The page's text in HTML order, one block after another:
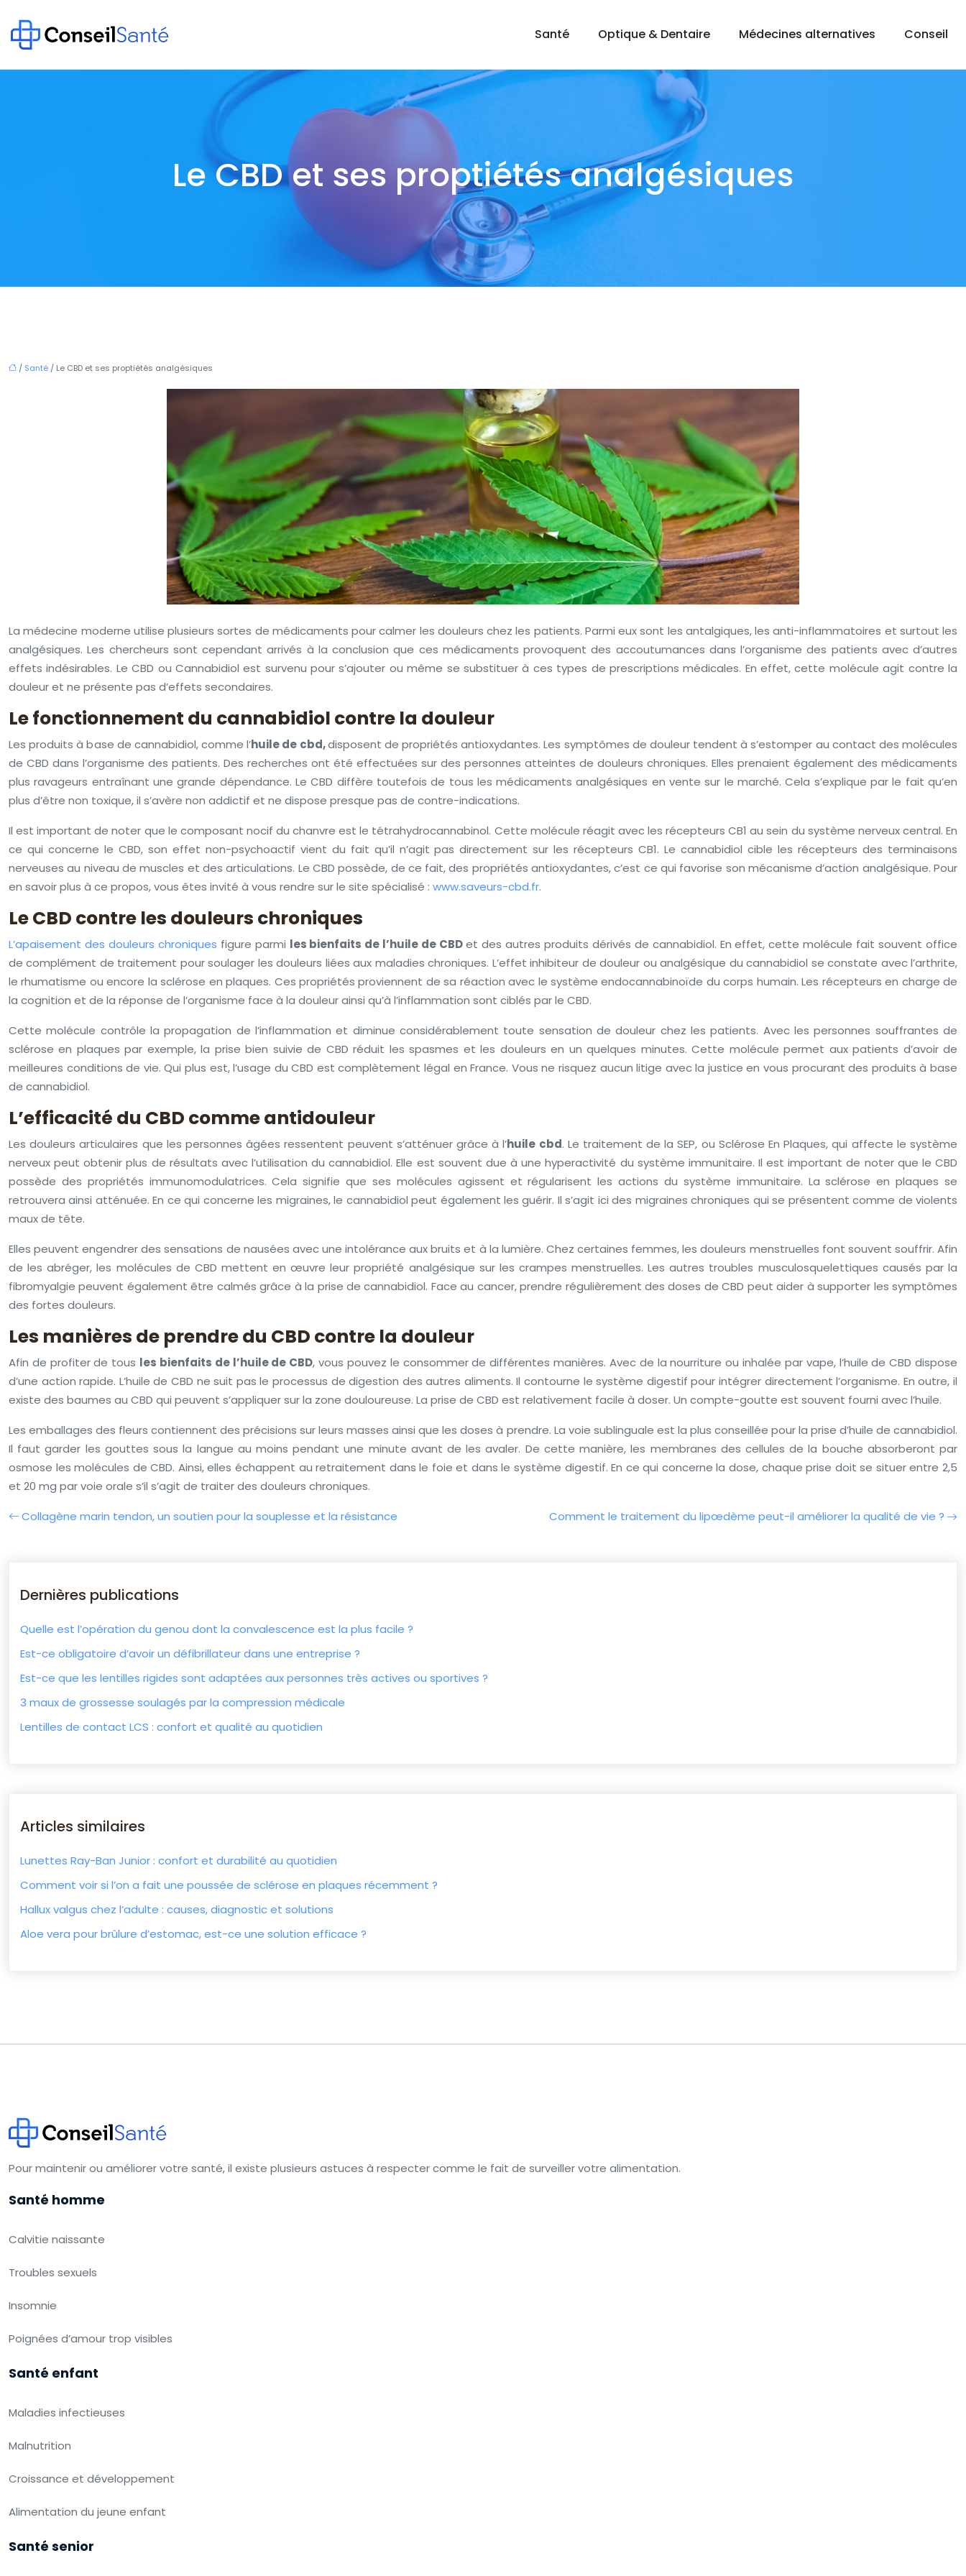
Santé Optique & Dentaire Médecines alternatives Conseil
Le CBD et ses proptiétés analgésiques
/ Santé / Le CBD et ses proptiétés analgésiques
La médecine moderne utilise plusieurs sortes de médicaments pour calmer les douleurs chez les patients. Parmi eux sont les antalgiques, les anti-inflammatoires et surtout les
analgésiques. Les chercheurs sont cependant arrivés à la conclusion que ces médicaments provoquent des accoutumances dans l’organisme des patients avec d’autres
effets indésirables. Le CBD ou Cannabidiol est survenu pour s’ajouter ou même se substituer à ces types de prescriptions médicales. En effet, cette molécule agit contre la
douleur et ne présente pas d’effets secondaires.
Le fonctionnement du cannabidiol contre la douleur
Les produits à base de cannabidiol, comme l’huile de cbd,disposent de propriétés antioxydantes. Les symptômes de douleur tendent à s’estomper au contact des molécules
de CBD dans l’organisme des patients. Des recherches ont été effectuées sur des personnes atteintes de douleurs chroniques. Elles prenaient également des médicaments
plus ravageurs entraînant une grande dépendance. Le CBD diffère toutefois de tous les médicaments analgésiques en vente sur le marché. Cela s’explique par le fait qu’en
plus d’être non toxique, il s’avère non addictif et ne dispose presque pas de contre-indications.
Il est important de noter que le composant nocif du chanvre est le tétrahydrocannabinol. Cette molécule réagit avec les récepteurs CB1 au sein du système nerveux central. En
ce qui concerne le CBD, son effet non-psychoactif vient du fait qu’il n’agit pas directement sur les récepteurs CB1. Le cannabidiol cible les récepteurs des terminaisons
nerveuses au niveau de muscles et des articulations. Le CBD possède, de ce fait, des propriétés antioxydantes, c’est ce qui favorise son mécanisme d’action analgésique. Pour
en savoir plus à ce propos, vous êtes invité à vous rendre sur le site spécialisé : www.saveurs-cbd.fr.
Le CBD contre les douleurs chroniques
L’apaisement des douleurs chroniques figure parmi les bienfaits de l’huile de CBDet des autres produits dérivés de cannabidiol. En effet, cette molécule fait souvent office
de complément de traitement pour soulager les douleurs liées aux maladies chroniques. L’effet inhibiteur de douleur ou analgésique du cannabidiol se constate avec l’arthrite,
le rhumatisme ou encore la sclérose en plaques. Ces propriétés proviennent de sa réaction avec le système endocannabinoïde du corps humain. Les récepteurs en charge de
la cognition et de la réponse de l’organisme face à la douleur ainsi qu’à l’inflammation sont ciblés par le CBD.
Cette molécule contrôle la propagation de l’inflammation et diminue considérablement toute sensation de douleur chez les patients. Avec les personnes souffrantes de
sclérose en plaques par exemple, la prise bien suivie de CBD réduit les spasmes et les douleurs en un quelques minutes. Cette molécule permet aux patients d’avoir de
meilleures conditions de vie. Qui plus est, l’usage du CBD est complètement légal en France. Vous ne risquez aucun litige avec la justice en vous procurant des produits à base
de cannabidiol.
L’efficacité du CBD comme antidouleur
Les douleurs articulaires que les personnes âgées ressentent peuvent s’atténuer grâce à l’huile cbd. Le traitement de la SEP, ou Sclérose En Plaques, qui affecte le système
nerveux peut obtenir plus de résultats avec l’utilisation du cannabidiol. Elle est souvent due à une hyperactivité du système immunitaire. Il est important de noter que le CBD
possède des propriétés immunomodulatrices. Cela signifie que ses molécules agissent et régularisent les actions du système immunitaire. La sclérose en plaques se
retrouvera ainsi atténuée. En ce qui concerne les migraines, le cannabidiol peut également les guérir. Il s’agit ici des migraines chroniques qui se présentent comme de violents
maux de tête.
Elles peuvent engendrer des sensations de nausées avec une intolérance aux bruits et à la lumière. Chez certaines femmes, les douleurs menstruelles font souvent souffrir. Afin
de les abréger, les molécules de CBD mettent en œuvre leur propriété analgésique sur les crampes menstruelles. Les autres troubles musculosquelettiques causés par la
fibromyalgie peuvent également être calmés grâce à la prise de cannabidiol. Face au cancer, prendre régulièrement des doses de CBD peut aider à supporter les symptômes
des fortes douleurs.
Les manières de prendre du CBD contre la douleur
Afin de profiter de tous les bienfaits de l’huile de CBD, vous pouvez le consommer de différentes manières. Avec de la nourriture ou inhalée par vape, l’huile de CBD dispose
d’une action rapide. L’huile de CBD ne suit pas le processus de digestion des autres aliments. Il contourne le système digestif pour intégrer directement l’organisme. En outre, il
existe des baumes au CBD qui peuvent s’appliquer sur la zone douloureuse. La prise de CBD est relativement facile à doser. Un compte-goutte est souvent fourni avec l’huile.
Les emballages des fleurs contiennent des précisions sur leurs masses ainsi que les doses à prendre. La voie sublinguale est la plus conseillée pour la prise d’huile de cannabidiol.
Il faut garder les gouttes sous la langue au moins pendant une minute avant de les avaler. De cette manière, les membranes des cellules de la bouche absorberont par
osmose les molécules de CBD. Ainsi, elles échappent au retraitement dans le foie et dans le système digestif. En ce qui concerne la dose, chaque prise doit se situer entre 2,5
et 20 mg par voie orale s’il s’agit de traiter des douleurs chroniques.
Collagène marin tendon, un soutien pour la souplesse et la résistance
Comment le traitement du lipœdème peut-il améliorer la qualité de vie ?
Dernières publications
Quelle est l’opération du genou dont la convalescence est la plus facile ?
Est-ce obligatoire d’avoir un défibrillateur dans une entreprise ?
Est-ce que les lentilles rigides sont adaptées aux personnes très actives ou sportives ?
3 maux de grossesse soulagés par la compression médicale
Lentilles de contact LCS : confort et qualité au quotidien
Articles similaires
Lunettes Ray-Ban Junior : confort et durabilité au quotidien
Comment voir si l’on a fait une poussée de sclérose en plaques récemment ?
Hallux valgus chez l’adulte : causes, diagnostic et solutions
Aloe vera pour brûlure d’estomac, est-ce une solution efficace ?
Pour maintenir ou améliorer votre santé, il existe plusieurs astuces à respecter comme le fait de surveiller votre alimentation.
Santé homme
Calvitie naissante
Troubles sexuels
Insomnie
Poignées d’amour trop visibles
Santé enfant
Maladies infectieuses
Malnutrition
Croissance et développement
Alimentation du jeune enfant
Santé senior